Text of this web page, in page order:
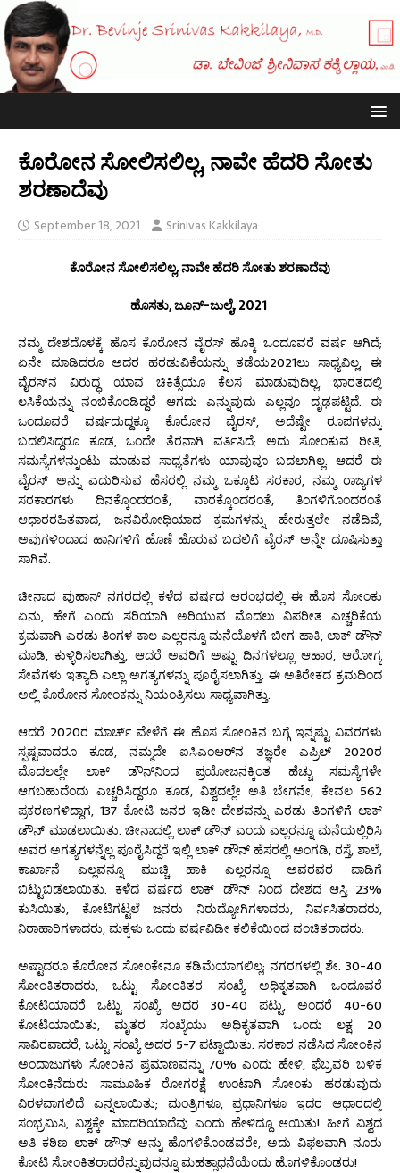
ಕೊರೋನ ಸೋಲಿಸಲಿಲ್ಲ, ನಾವೇ ಹೆದರಿ ಸೋತು
ಶರಣಾದೆವು
September 18, 2021 Srinivas Kakkilaya
ಕೊರೋನ ಸೋಲಿಸಲಿಲ್ಲ, ನಾವೇ ಹೆದರಿ ಸೋತು ಶರಣಾದೆವು
ಹೊಸತು, ಜೂನ್-ಜುಲೈ, 2021
ನಮ್ಮ ದೇಶದೊಳಕ್ಕೆ ಹೊಸ ಕೊರೋನ ವೈರಸ್ ಹೊಕ್ಕಿ ಒಂದೂವರೆ ವರ್ಷ ಆಗಿದೆ;
ಏನೇ ಮಾಡಿದರೂ ಅದರ ಹರಡುವಿಕೆಯನ್ನು ತಡೆಯ2021ಲು ಸಾಧ್ಯವಿಲ್ಲ, ಈ
ವೈರಸ್‌ನ ವಿರುದ್ಧ ಯಾವ ಚಿಕಿತ್ಸೆಯೂ ಕೆಲಸ ಮಾಡುವುದಿಲ್ಲ, ಭಾರತದಲ್ಲಿ
ಲಸಿಕೆಯನ್ನು ನಂಬಿಕೊಂಡಿದ್ದರೆ ಆಗದು ಎನ್ನುವುದು ಎಲ್ಲವೂ ದೃಢಪಟ್ಟಿದೆ. ಈ
ಒಂದೂವರೆ ವರ್ಷದುದ್ದಕ್ಕೂ ಕೊರೋನ ವೈರಸ್, ಅದೆಷ್ಟೇ ರೂಪಗಳನ್ನು
ಬದಲಿಸಿದ್ದರೂ ಕೂಡ, ಒಂದೇ ತೆರನಾಗಿ ವರ್ತಿಸಿದೆ; ಅದು ಸೋಂಕುವ ರೀತಿ,
ಸಮಸ್ಯೆಗಳನ್ನುಂಟು ಮಾಡುವ ಸಾಧ್ಯತೆಗಳು ಯಾವುವೂ ಬದಲಾಗಿಲ್ಲ. ಆದರೆ ಈ
ವೈರಸ್ ಅನ್ನು ಎದುರಿಸುವ ಹೆಸರಲ್ಲಿ ನಮ್ಮ ಒಕ್ಕೂಟ ಸರಕಾರ, ನಮ್ಮ ರಾಜ್ಯಗಳ
ಸರಕಾರಗಳು ದಿನಕ್ಕೊಂದರಂತೆ, ವಾರಕ್ಕೊಂದರಂತೆ, ತಿಂಗಳಿಗೊಂದರಂತೆ
ಆಧಾರರಹಿತವಾದ, ಜನವಿರೋಧಿಯಾದ ಕ್ರಮಗಳನ್ನು ಹೇರುತ್ತಲೇ ನಡೆದಿವೆ,
ಅವುಗಳಿಂದಾದ ಹಾನಿಗಳಿಗೆ ಹೊಣೆ ಹೊರುವ ಬದಲಿಗೆ ವೈರಸ್‌ ಅನ್ನೇ ದೂಷಿಸುತ್ತಾ
ಸಾಗಿವೆ.
ಚೀನಾದ ವುಹಾನ್ ನಗರದಲ್ಲಿ ಕಳೆದ ವರ್ಷದ ಆರಂಭದಲ್ಲಿ ಈ ಹೊಸ ಸೋಂಕು
ಏನು, ಹೇಗೆ ಎಂದು ಸರಿಯಾಗಿ ಅರಿಯುವ ಮೊದಲು ವಿಪರೀತ ಎಚ್ಚರಿಕೆಯ
ಕ್ರಮವಾಗಿ ಎರಡು ತಿಂಗಳ ಕಾಲ ಎಲ್ಲರನ್ನೂ ಮನೆಯೊಳಗೆ ಬೀಗ ಹಾಕಿ, ಲಾಕ್ ಡೌನ್
ಮಾಡಿ, ಕುಳ್ಳಿರಿಸಲಾಗಿತ್ತು, ಆದರೆ ಅವರಿಗೆ ಅಷ್ಟು ದಿನಗಳಲ್ಲೂ ಆಹಾರ, ಆರೋಗ್ಯ
ಸೇವೆಗಳು ಇತ್ಯಾದಿ ಎಲ್ಲಾ ಅಗತ್ಯಗಳನ್ನು ಪೂರೈಸಲಾಗಿತ್ತು. ಈ ಅತಿರೇಕದ ಕ್ರಮದಿಂದ
ಅಲ್ಲಿ ಕೊರೋನ ಸೋಂಕನ್ನು ನಿಯಂತ್ರಿಸಲು ಸಾಧ್ಯವಾಗಿತ್ತು.
ಆದರೆ 2020ರ ಮಾರ್ಚ್ ವೇಳೆಗೆ ಈ ಹೊಸ ಸೋಂಕಿನ ಬಗ್ಗೆ ಇನ್ನಷ್ಟು ವಿವರಗಳು
ಸ್ಪಷ್ಟವಾದರೂ ಕೂಡ, ನಮ್ಮದೇ ಐಸಿಎಂಆರ್‌ನ ತಜ್ಞರೇ ಎಪ್ರಿಲ್ 2020ರ
ಮೊದಲಲ್ಲೇ ಲಾಕ್ ಡೌನ್‌ನಿಂದ ಪ್ರಯೋಜನಕ್ಕಿಂತ ಹೆಚ್ಚು ಸಮಸ್ಯೆಗಳೇ
ಆಗಬಹುದೆಂದು ಎಚ್ಚರಿಸಿದ್ದರೂ ಕೂಡ, ವಿಶ್ವದಲ್ಲೇ ಅತಿ ಬೇಗನೇ, ಕೇವಲ 562
ಪ್ರಕರಣಗಳಿದ್ದಾಗ, 137 ಕೋಟಿ ಜನರ ಇಡೀ ದೇಶವನ್ನು ಎರಡು ತಿಂಗಳಿಗೆ ಲಾಕ್
ಡೌನ್ ಮಾಡಲಾಯಿತು. ಚೀನಾದಲ್ಲಿ ಲಾಕ್ ಡೌನ್ ಎಂದು ಎಲ್ಲರನ್ನೂ ಮನೆಯಲ್ಲಿರಿಸಿ
ಅವರ ಅಗತ್ಯಗಳನ್ನೆಲ್ಲ ಪೂರೈಸಿದ್ದರೆ ಇಲ್ಲಿ ಲಾಕ್ ಡೌನ್ ಹೆಸರಲ್ಲಿ ಅಂಗಡಿ, ರಸ್ತೆ, ಶಾಲೆ,
ಕಾರ್ಖಾನೆ ಎಲ್ಲವನ್ನೂ ಮುಚ್ಚಿ ಹಾಕಿ ಎಲ್ಲರನ್ನೂ ಅವರವರ ಪಾಡಿಗೆ
ಬಿಟ್ಟುಬಿಡಲಾಯಿತು. ಕಳೆದ ವರ್ಷದ ಲಾಕ್ ಡೌನ್ ನಿಂದ ದೇಶದ ಆಸ್ತಿ 23%
ಕುಸಿಯಿತು, ಕೋಟಿಗಟ್ಟಲೆ ಜನರು ನಿರುದ್ಯೋಗಿಗಳಾದರು, ನಿರ್ವಸಿತರಾದರು,
ನಿರಾಹಾರಿಗಳಾದರು, ಮಕ್ಕಳು ಒಂದು ವರ್ಷವಿಡೀ ಕಲಿಕೆಯಿಂದ ವಂಚಿತರಾದರು.
ಅಷ್ಟಾದರೂ ಕೊರೋನ ಸೋಂಕೇನೂ ಕಡಿಮೆಯಾಗಲಿಲ್ಲ; ನಗರಗಳಲ್ಲಿ ಶೇ. 30-40
ಸೋಂಕಿತರಾದರು, ಒಟ್ಟು ಸೋಂಕಿತರ ಸಂಖ್ಯೆ ಅಧಿಕೃತವಾಗಿ ಒಂದೂವರೆ
ಕೋಟಿಯಾದರೆ ಒಟ್ಟು ಸಂಖ್ಯೆ ಅದರ 30-40 ಪಟ್ಟು, ಅಂದರೆ 40-60
ಕೋಟಿಯಾಯಿತು, ಮೃತರ ಸಂಖ್ಯೆಯು ಅಧಿಕೃತವಾಗಿ ಒಂದು ಲಕ್ಷ 20
ಸಾವಿರವಾದರೆ, ಒಟ್ಟು ಸಂಖ್ಯೆ ಅದರ 5-7 ಪಟ್ಟಾಯಿತು. ಸರಕಾರ ನಡೆಸಿದ ಸೋಂಕಿನ
ಅಂದಾಜುಗಳು ಸೋಂಕಿನ ಪ್ರಮಾಣವನ್ನು 70% ಎಂದು ಹೇಳಿ, ಫೆಬ್ರವರಿ ಬಳಿಕ
ಸೋಂಕಿನೆದುರು ಸಾಮೂಹಿಕ ರೋಗರಕ್ಷೆ ಉಂಟಾಗಿ ಸೋಂಕು ಹರಡುವುದು
ವಿರಳವಾಗಲಿದೆ ಎನ್ನಲಾಯಿತು; ಮಂತ್ರಿಗಳೂ, ಪ್ರಧಾನಿಗಳೂ ಇದರ ಆಧಾರದಲ್ಲಿ
ಸಂಭ್ರಮಿಸಿ, ವಿಶ್ವಕ್ಕೇ ಮಾದರಿಯಾದೆವು ಎಂದು ಹೇಳಿದ್ದೂ ಆಯಿತು! ಹೀಗೆ ವಿಶ್ವದ
ಅತಿ ಕಠಿಣ ಲಾಕ್ ಡೌನ್ ಅನ್ನು ಹೊಗಳಿಕೊಂಡವರೇ, ಅದು ವಿಫಲವಾಗಿ ನೂರು
ಕೋಟಿ ಸೋಂಕಿತರಾದರೆನ್ನುವುದನ್ನೂ ಮಹತ್ಸಾಧನೆಯೆಂದು ಹೊಗಳಿಕೊಂಡರು!